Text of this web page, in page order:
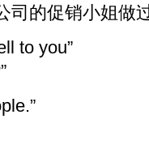
司的促销小姐做
to you”